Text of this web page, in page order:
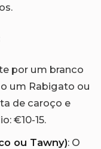
por um branco
um Rabigato ou
de caroço e
€10-15.
ou Tawny): O